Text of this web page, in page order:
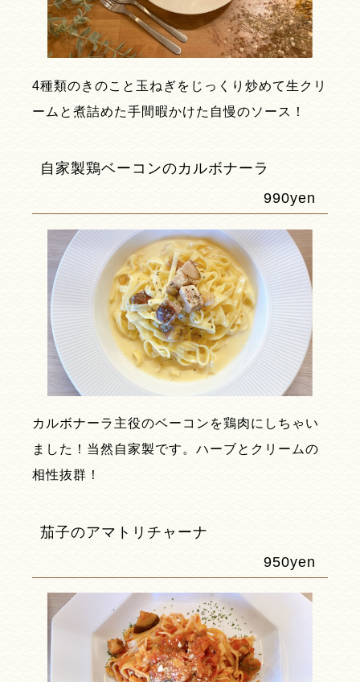
4種類のきのこと玉ねぎをじっくり炒めて生クリ
ームと煮詰めた手間暇かけた自慢のソース！
自家製鶏ベーコンのカルボナーラ
990yen
カルボナーラ主役のベーコンを鶏肉にしちゃい
ました！当然自家製です。ハーブとクリームの
相性抜群！
茄子のアマトリチャーナ
950yen